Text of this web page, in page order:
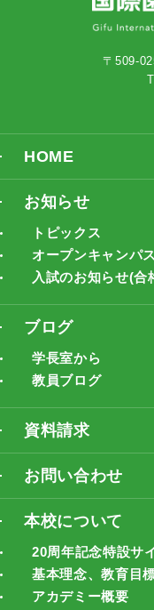
〒509-
HOME
お知らせ
トピックス
オープンキャンパ
入試のお知らせ(合
ブログ
学長室から
教員ブログ
資料請求
お問い合わせ
本校について
20周年記念特設サ
基本理念、教育目
アカデミー概要